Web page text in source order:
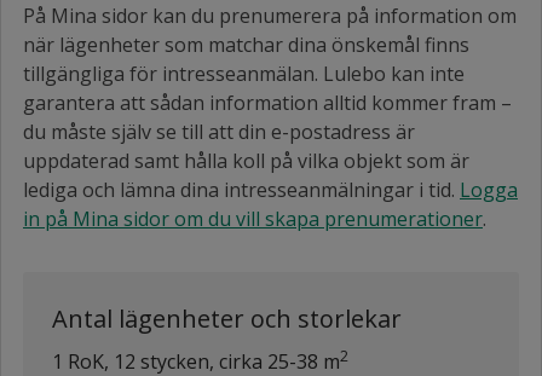
På Mina sidor kan du prenumerera på information om
när lägenheter som matchar dina önskemål finns
tillgängliga för intresseanmälan. Lulebo kan inte
garantera att sådan information alltid kommer fram –
du måste själv se till att din e-postadress är
uppdaterad samt hålla koll på vilka objekt som är
lediga och lämna dina intresseanmälningar i tid. Logga
in på Mina sidor om du vill skapa prenumerationer.
Antal lägenheter och storlekar
1 RoK, 12 stycken, cirka 25-38 m2